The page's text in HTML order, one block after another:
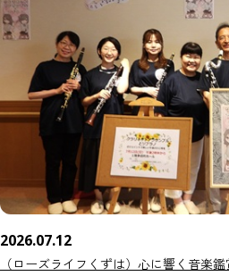
2026.07.12
（ローズライフくずは）心に響く音楽